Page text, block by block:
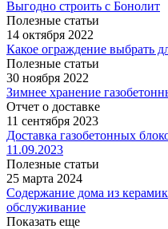
Выгодно строить с Бонолит
Полезные статьи
14 октября 2022
Какое ограждение выбрать
Полезные статьи
30 ноября 2022
Зимнее хранение
Отчет о доставке
11 сентября 2023
Доставка газобетонных
11.09.2023
Полезные статьи
25 марта 2024
Содержание дома из
обслуживание
Показать еще